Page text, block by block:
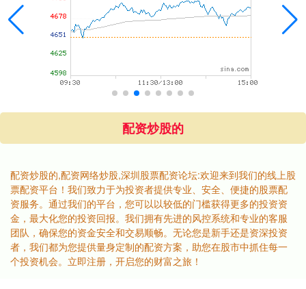
配资炒股的
配资炒股的,配资网络炒股,深圳股票配资论坛:欢迎来到我们的线上股
票配资平台！我们致力于为投资者提供专业、安全、便捷的股票配
资服务。通过我们的平台，您可以以较低的门槛获得更多的投资资
金，最大化您的投资回报。我们拥有先进的风控系统和专业的客服
团队，确保您的资金安全和交易顺畅。无论您是新手还是资深投资
者，我们都为您提供量身定制的配资方案，助您在股市中抓住每一
个投资机会。立即注册，开启您的财富之旅！